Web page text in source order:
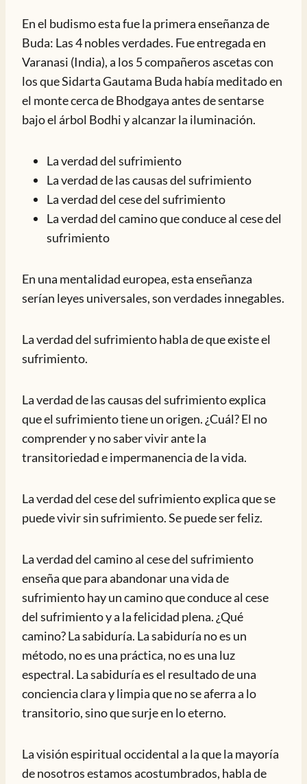
En el budismo esta fue la primera enseñanza de
Buda: Las 4 nobles verdades. Fue entregada en
Varanasi (India), a los 5 compañeros ascetas con
los que Sidarta Gautama Buda había meditado en
el monte cerca de Bhodgaya antes de sentarse
bajo el árbol Bodhi y alcanzar la iluminación.
La verdad del sufrimiento
La verdad de las causas del sufrimiento
La verdad del cese del sufrimiento
La verdad del camino que conduce al cese del
sufrimiento
En una mentalidad europea, esta enseñanza
serían leyes universales, son verdades innegables.
La verdad del sufrimiento habla de que existe el
sufrimiento.
La verdad de las causas del sufrimiento explica
que el sufrimiento tiene un origen. ¿Cuál? El no
comprender y no saber vivir ante la
transitoriedad e impermanencia de la vida.
La verdad del cese del sufrimiento explica que se
puede vivir sin sufrimiento. Se puede ser feliz.
La verdad del camino al cese del sufrimiento
enseña que para abandonar una vida de
sufrimiento hay un camino que conduce al cese
del sufrimiento y a la felicidad plena. ¿Qué
camino? La sabiduría. La sabiduría no es un
método, no es una práctica, no es una luz
espectral. La sabiduría es el resultado de una
conciencia clara y limpia que no se aferra a lo
transitorio, sino que surje en lo eterno.
La visión espiritual occidental a la que la mayoría
de nosotros estamos acostumbrados, habla de